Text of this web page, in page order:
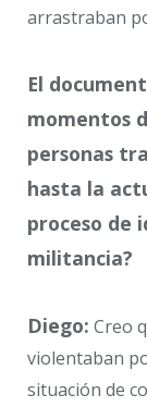
arrastraban
El
momentos
personas
hasta la
proceso de
militancia?
Diego: Creo
violentaban
situación de